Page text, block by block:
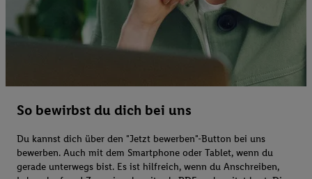
So bewirbst du dich bei uns
Du kannst dich über den "Jetzt bewerben"-Button bei uns
bewerben. Auch mit dem Smartphone oder Tablet, wenn du
gerade unterwegs bist. Es ist hilfreich, wenn du Anschreiben,